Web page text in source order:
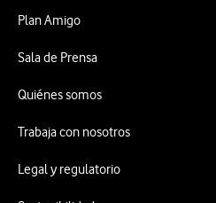
Plan Amigo
Sala de Prensa
Quiénes somos
Trabaja con nosotros
Legal y regulatorio